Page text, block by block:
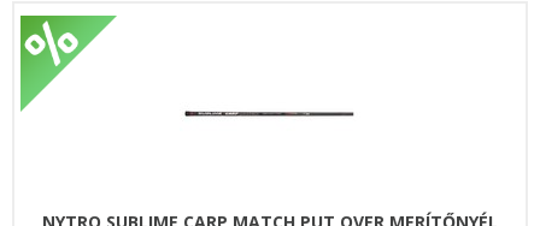
NYTRO SUBLIME CARP MATCH PUT OVER MERÍTŐNYÉL